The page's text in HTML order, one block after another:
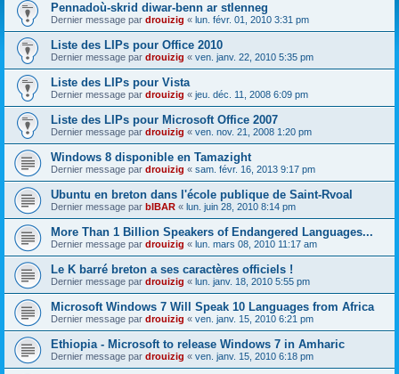
r
Pennadoù-skrid diwar-benn ar stlenneg
Dernier message par drouizig « lun. févr. 01, 2010 3:31 pm
Liste des LIPs pour Office 2010
Dernier message par drouizig « ven. janv. 22, 2010 5:35 pm
Liste des LIPs pour Vista
Dernier message par drouizig « jeu. déc. 11, 2008 6:09 pm
Liste des LIPs pour Microsoft Office 2007
Dernier message par drouizig « ven. nov. 21, 2008 1:20 pm
Windows 8 disponible en Tamazight
Dernier message par drouizig « sam. févr. 16, 2013 9:17 pm
Ubuntu en breton dans l'école publique de Saint-Rvoal
Dernier message par bIBAR « lun. juin 28, 2010 8:14 pm
More Than 1 Billion Speakers of Endangered Languages...
Dernier message par drouizig « lun. mars 08, 2010 11:17 am
Le K barré breton a ses caractères officiels !
Dernier message par drouizig « lun. janv. 18, 2010 5:55 pm
Microsoft Windows 7 Will Speak 10 Languages from Africa
Dernier message par drouizig « ven. janv. 15, 2010 6:21 pm
Ethiopia - Microsoft to release Windows 7 in Amharic
Dernier message par drouizig « ven. janv. 15, 2010 6:18 pm